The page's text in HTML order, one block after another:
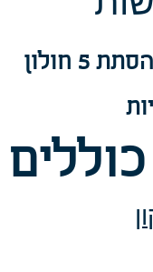
5 חולון